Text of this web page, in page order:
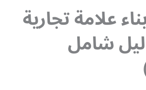
علامة تجارية
شامل